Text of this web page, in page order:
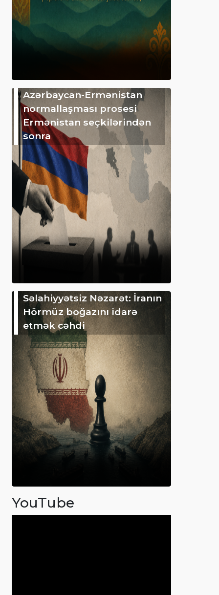
Azərbaycan-Ermənistan
normallaşması prosesi
Ermənistan seçkilərindən
sonra
Səlahiyyətsiz Nəzarət: İranın
Hörmüz boğazını idarə
etmək cəhdi
YouTube